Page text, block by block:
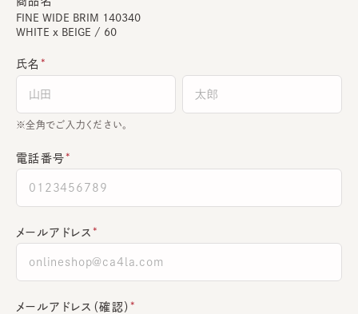
FINE WIDE BRIM 140340
WHITE x BEIGE / 60
氏名
全角でご入力ください。
電話番号
メールアドレス
メールアドレス（確認）